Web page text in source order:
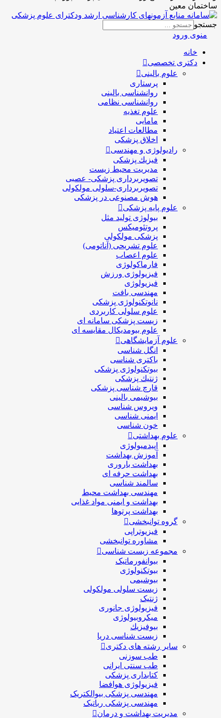
ساختمان معین
جستجو
منوی ورود
خانه
دکتری تخصصی
علوم بالینی
پرستاری
روانشناسی بالینی
روانشناسی نظامی
علوم تغذیه
مامایی
مطالعات اعتیاد
اخلاق پزشکی
رادیولوژی و مهندسی
فيزيك پزشکی
مدیریت محیط زیست
تصویربرداری پزشکی- عصبی
تصویربرداری-سلولی مولکولی
هوش مصنوعی در پزشکی
علوم پایه پزشکی
بیولوژی تولید مثل
پروتئومیکس
پزشکی مولکولی
علوم تشریحی (آناتومی)
علوم اعصاب
فارماکولوژی
فیزیولوژی ورزش
فیزیولوژی
مهندسی بافت
نانوتکنولوژی پزشکی
علوم سلولی کاربردی
زیست پزشکی سامانه ای
علوم بیومدیکال مقایسه ای
علوم آزمایشگاهی
انگل شناسی
باکتری شناسی
بیوتکنولوژی پزشکی
ژنتيك پزشکی
قارچ شناسی پزشكی
بیوشیمی بالینی
ویروس شناسی
ایمنی شناسی
خون شناسی
علوم بهداشتی
اپیدمیولوژی
آموزش بهداشت
بهداشت باروری
بهداشت حرفه ای
سالمند شناسی
مهندسی بهداشت محيط
بهداشت و ایمنی مواد غذایی
بهداشت پرتوها
گروه توانبخشی
فیزیوتراپی
مشاوره توانبخشی
مجموعه زیست شناسی
بیوانفورماتیک
بیوتکنولوژی
بیوشیمی
زیست سلولی مولکولی
ژنتیک
فیزیولوژی جانوری
میکروبیولوژی
بيوفيزيك
زیست شناسی دریا
سایر رشته های دکتری
طب سوزنی
طب سنتی ایرانی
کتابداری پزشکی
فیزیولوژی هوافضا
مهندسی پزشکی بیوالکتریک
مهندسی پزشکی رباتیک
مدیریت بهداشت و درمان